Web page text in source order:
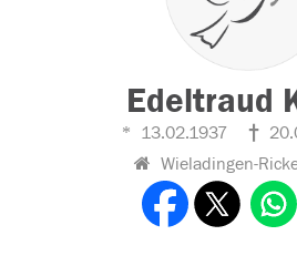
Edeltraud
13.02.1937
Wieladingen-